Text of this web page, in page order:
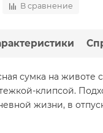
В сравнение
сумка на животе
клипсой.
жизни, в